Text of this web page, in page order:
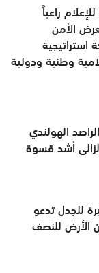
راعياً
الأمن
استراتيجية
وطنية ودولية
الهولندي
أشد قسوة
للجدل تدعو
للنصف